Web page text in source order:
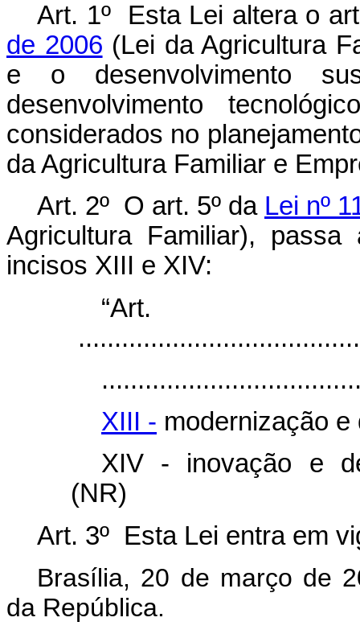
Art. 1º Esta Lei altera o
de 2006 (Lei da Agricultura
e o desenvolvimento
desenvolvimento
considerados no
da Agricultura Familiar e
Art. 2º O art. 5º da Lei nº
Agricultura Familiar),
incisos XIII e XIV:
XIII - modernização
XIV - inovação e
(NR)
Art. 3º Esta Lei entra em
Brasília, 20 de março de
da República.